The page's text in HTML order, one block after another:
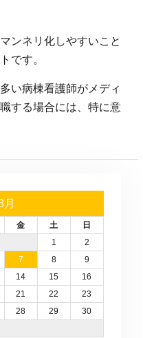
ンネリ化しやすいこと
です。
い病棟看護師がメディ
する場合には、特に意
月
金 土
日
1
2
7 8
9
14 15
16
21 22
23
28 29
30